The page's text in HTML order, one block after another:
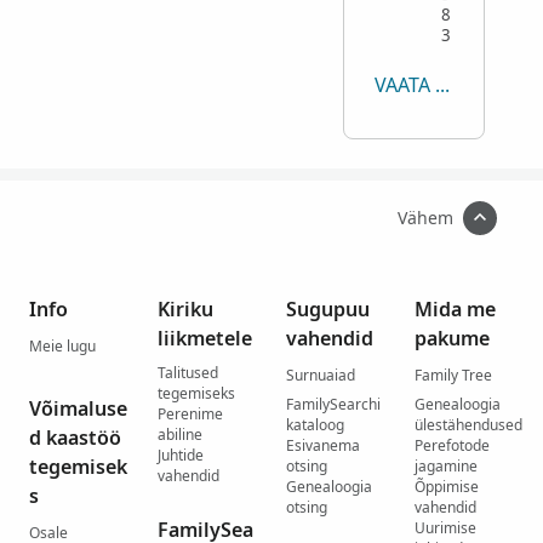
8
3
VAATA KÕIKE
Vähem
Info
Meie lugu
Võimaluse
d kaastöö
tegemisek
s
Osale
Kiriku
liikmetele
Talitused
tegemiseks
Perenime
abiline
Juhtide
vahendid
FamilySea
Sugupuu
vahendid
Surnuaiad
FamilySearchi
kataloog
Esivanema
otsing
Genealoogia
otsing
Mida me
pakume
Family Tree
Genealoogia
ülestähendused
Perefotode
jagamine
Õppimise
vahendid
Uurimise